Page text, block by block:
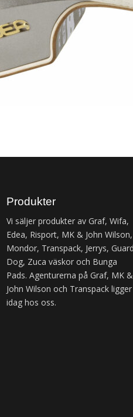
Produkter
Vi säljer produkter av Graf, Wifa,
Edea, Risport, MK & John Wilson,
Mondor, Transpack, Jerrys, Guard
Dog, Zuca väskor och Bunga
Pads. Agenturerna på Graf, MK &
John Wilson och Transpack ligger
idag hos oss.